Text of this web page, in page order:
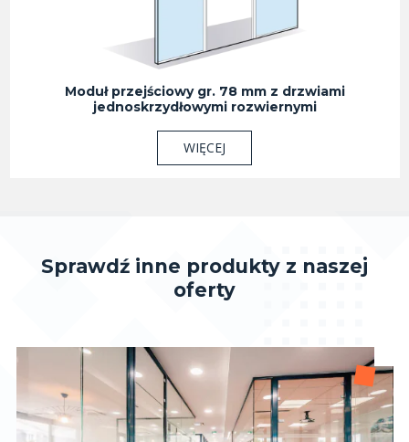
Moduł przejściowy gr. 78 mm z drzwiami
jednoskrzydłowymi rozwiernymi
WIĘCEJ
Sprawdź inne produkty z naszej
oferty